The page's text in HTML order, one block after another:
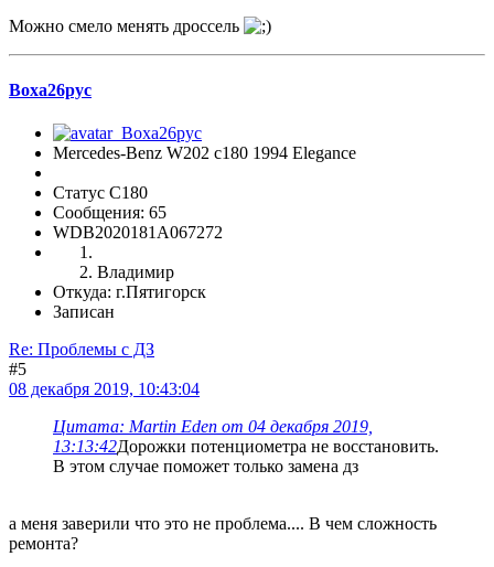
Можно смело менять дроссель
Воха26рус
Mercedes-Benz W202 с180 1994 Elegance
Статус C180
Сообщения: 65
WDB2020181A067272
Владимир
Откуда: г.Пятигорск
Записан
Re: Проблемы с ДЗ
#5
08 декабря 2019, 10:43:04
Цитата: Martin Eden от 04 декабря 2019,
13:13:42Дорожки потенциометра не восстановить.
В этом случае поможет только замена дз
а меня заверили что это не проблема.... В чем сложность
ремонта?